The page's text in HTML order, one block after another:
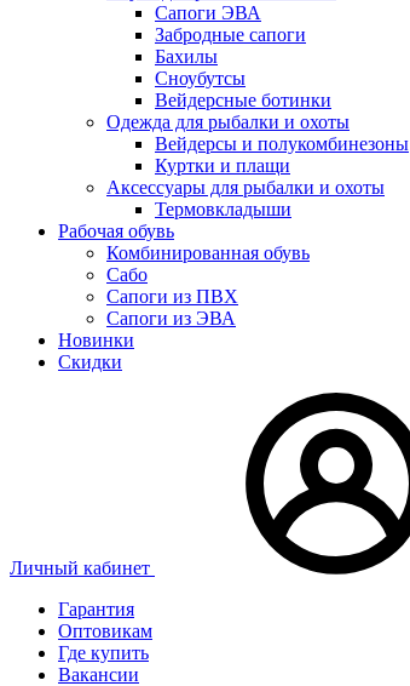
Сапоги ЭВА
Забродные сапоги
Бахилы
Сноубутсы
Вейдерсные ботинки
Одежда для рыбалки и охоты
Вейдерсы и полукомбинезоны
Куртки и плащи
Аксессуары для рыбалки и охоты
Термовкладыши
Рабочая обувь
Комбинированная обувь
Сабо
Сапоги из ПВХ
Сапоги из ЭВА
Новинки
Скидки
Личный кабинет
Гарантия
Оптовикам
Где купить
Вакансии